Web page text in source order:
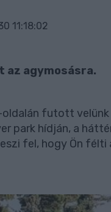
11:18:02
az agymosásra.
oldalán futott
park hídján, a
fel, hogy Ön félti